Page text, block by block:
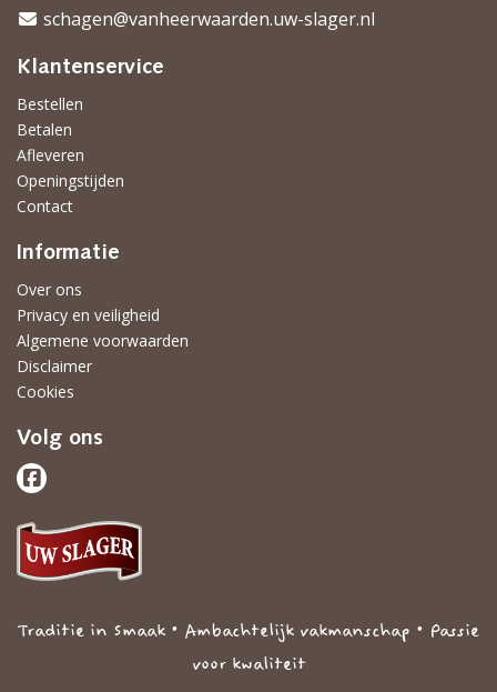
schagen@vanheerwaarden.uw-slager.nl
Klantenservice
Bestellen
Betalen
Afleveren
Openingstijden
Contact
Informatie
Over ons
Privacy en veiligheid
Algemene voorwaarden
Disclaimer
Cookies
Volg ons
Traditie in Smaak • Ambachtelijk vakmanschap • Passie
voor kwaliteit